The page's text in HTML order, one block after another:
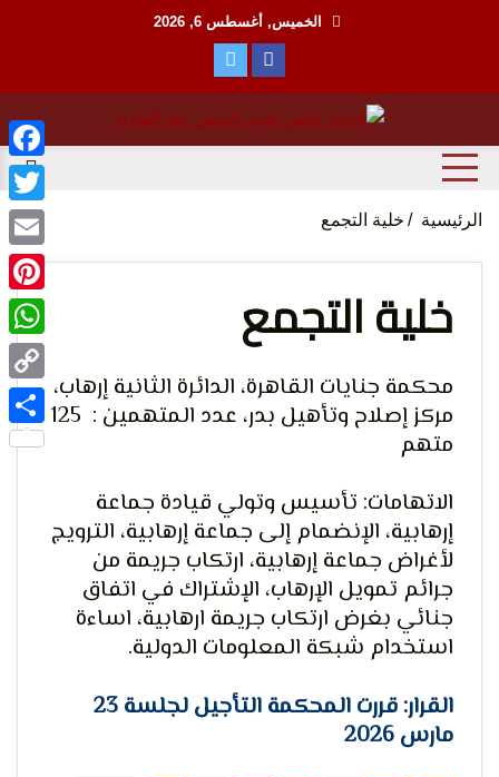
الخميس, أغسطس 6, 2026
الحق
لحرية
منظمة حقوقية مصرية تدافع عن حقوق الانسان
الرئيسية خلية التجمع
خلية التجمع
محكمة جنايات القاهرة، الدائرة الثانية إرهاب،
مركز إصلاح وتأهيل بدر، عدد المتهمين : 125
متهم
الاتهامات: تأسيس وتولي قيادة جماعة
إرهابية، الإنضمام إلى جماعة إرهابية، الترويج
لأغراض جماعة إرهابية، ارتكاب جريمة من
جرائم تمويل الإرهاب، الإشتراك في اتفاق
جنائي بغرض ارتكاب جريمة ارهابية، اساءة
استخدام شبكة المعلومات الدولية.
القرار: قررت المحكمة التأجيل لجلسة 23
مارس 2026
Email
Copy
Link